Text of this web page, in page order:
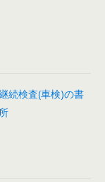
続検査(車検)の書